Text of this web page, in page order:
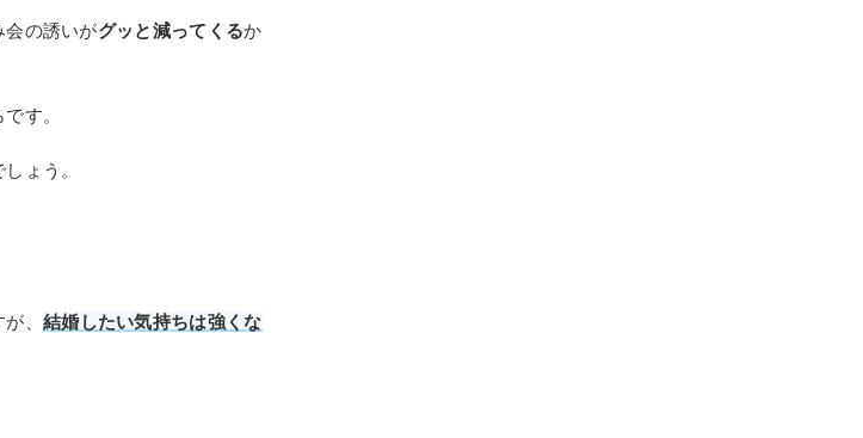
会の誘いがグッと減ってくるか
す。
ょう。
、 結婚したい気持ちは強くな